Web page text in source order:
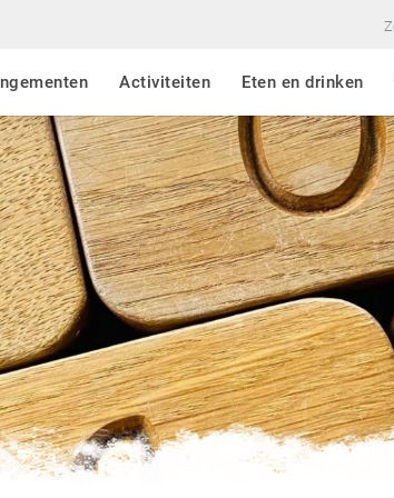
Activiteiten Eten en drinken